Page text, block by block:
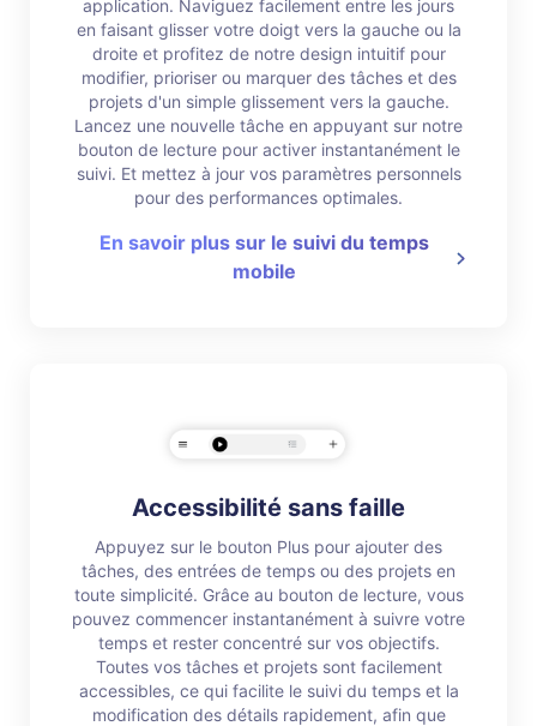
application. Naviguez facilement entre les jours
en faisant glisser votre doigt vers la gauche ou la
droite et profitez de notre design intuitif pour
modifier, prioriser ou marquer des tâches et des
projets d'un simple glissement vers la gauche.
Lancez une nouvelle tâche en appuyant sur notre
bouton de lecture pour activer instantanément le
suivi. Et mettez à jour vos paramètres personnels
pour des performances optimales.
En savoir plus sur le suivi du temps
mobile
Accessibilité sans faille
Appuyez sur le bouton Plus pour ajouter des
tâches, des entrées de temps ou des projets en
toute simplicité. Grâce au bouton de lecture, vous
pouvez commencer instantanément à suivre votre
temps et rester concentré sur vos objectifs.
Toutes vos tâches et projets sont facilement
accessibles, ce qui facilite le suivi du temps et la
modification des détails rapidement, afin que